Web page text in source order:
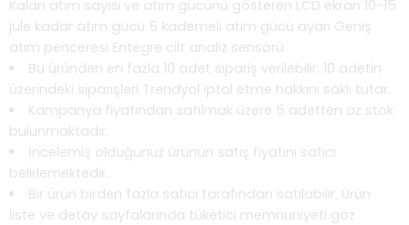
Kalan atım sayısı ve atım gücünü gösteren LCD ekran 10-15
jule kadar atım gücü 5 kademeli atım gücü ayarı Geniş
atım penceresi Entegre cilt analiz sensörü
Bu üründen en fazla 10 adet sipariş verilebilir. 10 adetin
üzerindeki siparişleri Trendyol iptal etme hakkını saklı tutar.
Kampanya fiyatından satılmak üzere 5 adetten az stok
bulunmaktadır.
İncelemiş olduğunuz ürünün satış fiyatını satıcı
belirlemektedir.
Bir ürün birden fazla satıcı tarafından satılabilir. Ürün
liste ve detay sayfalarında tüketici memnuniyeti göz